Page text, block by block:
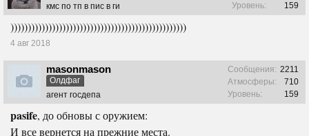
кмс по тп в пис в ги
Уровень:
159
)))))))))))))))))))))))))))))))))))))))))))))))))))
4 авг 2018
masonmason
Олдфаг
агент госдепа
Сообщения: 2211
Атмосферы:
710
Уровень:
159
pasife, до обновы с оружием:
И все вернется на прежние места.